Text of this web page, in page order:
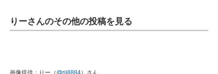
りーさんのその他の投稿を見る